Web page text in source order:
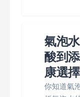
氣泡
酸到
康選擇
你知道氣